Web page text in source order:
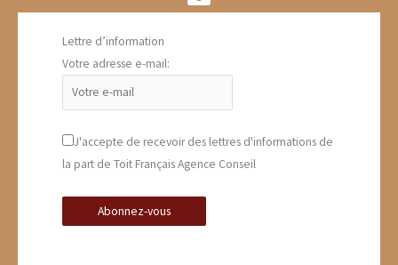
Lettre d’information
Votre adresse e-mail:
J'accepte de recevoir des lettres d'informations de
la part de Toit Français Agence Conseil